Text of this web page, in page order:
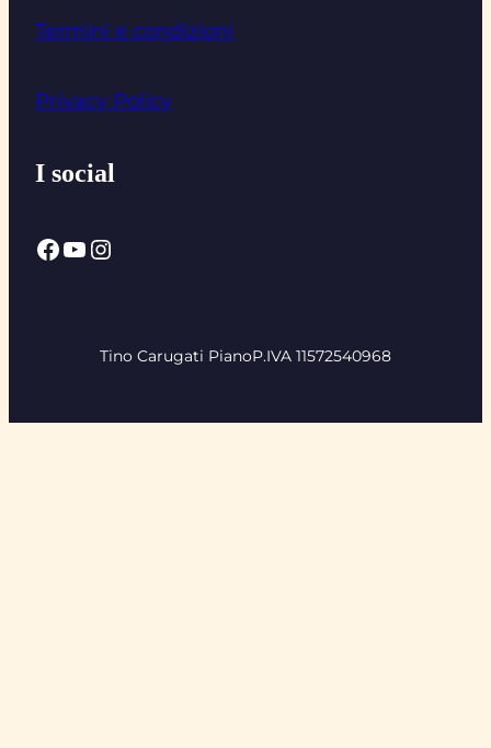
Termini e condizioni
Privacy Policy
I social
Facebook YouTube Instagram
Tino Carugati PianoP.IVA 11572540968